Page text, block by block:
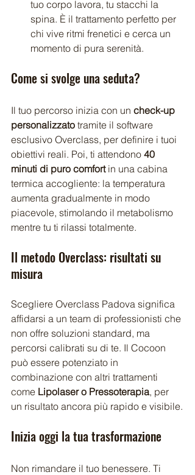
tuo corpo lavora, tu stacchi la
spina. È il trattamento perfetto per
chi vive ritmi frenetici e cerca un
momento di pura serenità.
Come si svolge una seduta?
Il tuo percorso inizia con un check-up
personalizzato tramite il software
esclusivo Overclass, per definire i tuoi
obiettivi reali. Poi, ti attendono 40
minuti di puro comfort in una cabina
termica accogliente: la temperatura
aumenta gradualmente in modo
piacevole, stimolando il metabolismo
mentre tu ti rilassi totalmente.
Il metodo Overclass: risultati su
misura
Scegliere Overclass Padova significa
affidarsi a un team di professionisti che
non offre soluzioni standard, ma
percorsi calibrati su di te. Il Cocoon
può essere potenziato in
combinazione con altri trattamenti
come Lipolaser o Pressoterapia, per
un risultato ancora più rapido e visibile.
Inizia oggi la tua trasformazione
Non rimandare il tuo benessere. Ti